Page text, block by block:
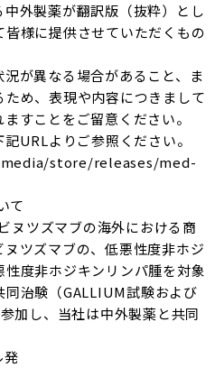
外製薬が翻訳版（抜粋）とし
様に提供させていただくもの
が異なる場合があること、ま
め、表現や内容につきまして
すことをご留意ください。
URLよりご参照ください。
store/releases/med-
て
ヌツズマブの海外における商
ツズマブの、低悪性度非ホジ
度非ホジキンリンパ腫を対象
治験（GALLIUM試験および
加し、当社は中外製薬と共同